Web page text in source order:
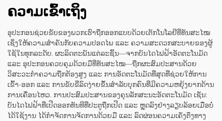
ຄວາມເຂົ້າເຖິງ
ອຸປະກອນຊ່ວຍຂັບຂອງພວກເຮົາຖືກອອກແບບດ້ວຍເຕັກໂນໂລຢີທີ່ທັນສະໄໝ
ເຊິ່ງໃຫ້ຄວາມສຳຄັນກັບຄວາມປອດໄພ ແລະ ຄວາມສະດວກສະບາຍຂອງຜູ້
ໃຊ້ໃນທຸກລະດັບ. ຜະລິດຕະພັນແຕ່ລະຊິ້ນ—ຈາກບັນໄດໄຟຟ້າອັດຕະໂນມັດ
ແລະ ອຸປະກອນຄວບຄຸມດ້ວຍມືທີ່ທັນສະໄໝ—ຖືກຜະສົມປະສານດ້ວຍ
ວິສະວະກຳຄວາມຖືກຕ້ອງສູງ ແລະ ການອັດຕະໂນມັດທີ່ສຸດທີ່ຊ່ວຍໃຫ້ການ
ເຂົ້າ-ອອກ ແລະ ການຂັບຂີ່ລົດງ່າຍຂຶ້ນສຳລັບບຸກຄົນທີ່ມີຄວາມຫຍຸ້ງຍາກດ້ານ
ການເຄື່ອນໄຫວ. ການປະສົມປະສານຂອງຄຸນລັກສະນະອັດຕະໂນມັດ ເຊັ່ນ:
ບັນໄດໄຟຟ້າທີ່ເປີດອອກທັນທີທີ່ປະຕູຖືກເປີດ ແລະ ຫຼຸດລົງຢ່າງລຽບລ້ອຍເມື່ອບໍ່
ໄດ້ໃຊ້ງານ ໄດ້ກຳຈັດການຈັດການດ້ວຍມື ແລະ ລົດຜ່ອນຄວາມເຄັ່ງຕຶງທາງ